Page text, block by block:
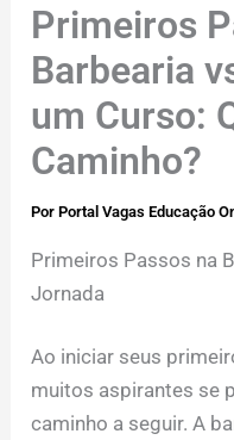
Primeiros
Barbearia
um Curso:
Caminho?
PorPortal Vagas Educação
Primeiros Passos na
Jornada
Ao iniciar seus
muitos aspirantes se
caminho a seguir. A